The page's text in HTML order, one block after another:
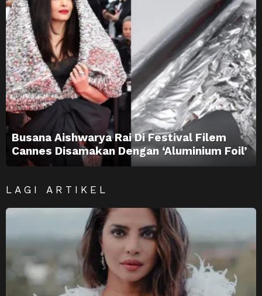
Busana Aishwarya Rai Di Festival Filem
Cannes Disamakan Dengan ‘Aluminium Foil’
LAGI ARTIKEL